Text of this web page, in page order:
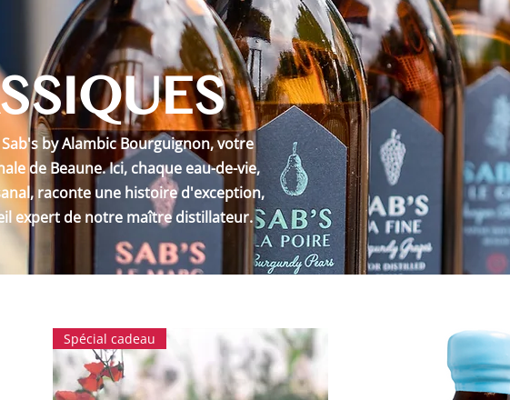
by Alambic Bourguignon, votre
de Beaune. Ici, chaque eau-de-vie,
raconte une histoire d'exception,
expert de notre maître distillateur.
Spécial cadeau